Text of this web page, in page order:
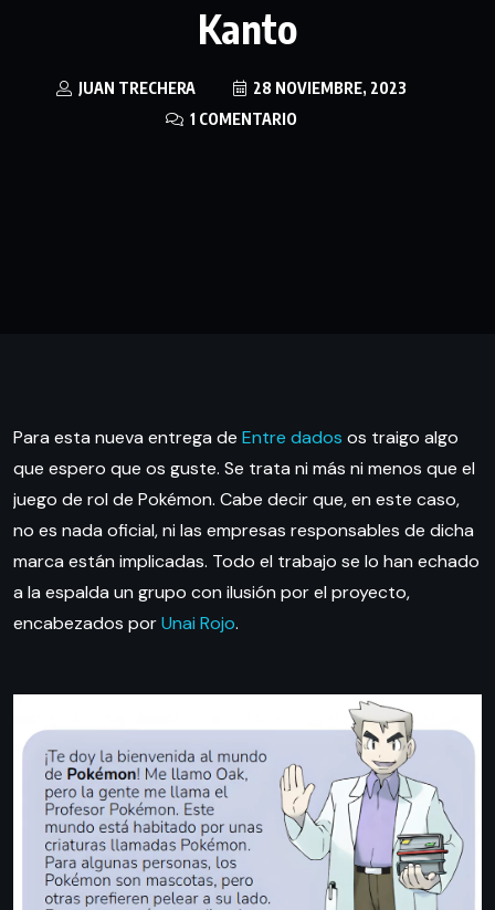
Kanto
JUAN TRECHERA
28 NOVIEMBRE, 2023
1 COMENTARIO
Para esta nueva entrega de Entre dados os traigo algo
que espero que os guste. Se trata ni más ni menos que el
juego de rol de Pokémon. Cabe decir que, en este caso,
no es nada oficial, ni las empresas responsables de dicha
marca están implicadas. Todo el trabajo se lo han echado
a la espalda un grupo con ilusión por el proyecto,
encabezados porUnai Rojo.